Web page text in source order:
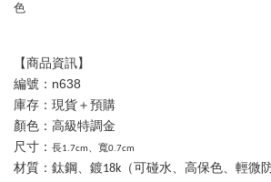
色
【商品資訊】
編號：n638
庫存：現貨＋預購
顏色：高級特調金
尺寸： 長1.7cm、寬0.7cm
材質： 鈦鋼、鍍18k（可碰水、高保色、輕微防